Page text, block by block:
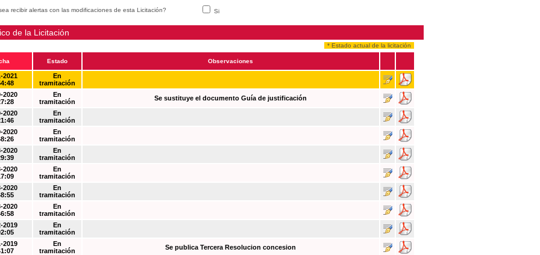
recibir alertas con las modificaciones de esta Licitación? Si
de la Licitación
* Estado actual de la licitación
Estado Observaciones
2021
En
tramitación
2020
En
tramitación
Se sustituye el documento Guía de justificación
2020
En
tramitación
2020
En
tramitación
2020
En
tramitación
2020
En
tramitación
2020
En
tramitación
2020
En
tramitación
2019
En
tramitación
2019
En
tramitación
Se publica Tercera Resolucion concesion